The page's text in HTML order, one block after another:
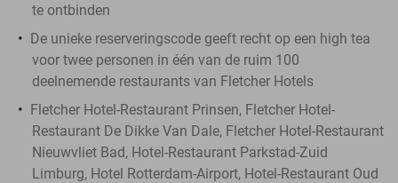
te ontbinden
De unieke reserveringscode geeft recht op een high tea
voor twee personen in één van de ruim 100
deelnemende restaurants van Fletcher Hotels
Fletcher Hotel-Restaurant Prinsen, Fletcher Hotel-
Restaurant De Dikke Van Dale, Fletcher Hotel-Restaurant
Nieuwvliet Bad, Hotel-Restaurant Parkstad-Zuid
Limburg, Hotel Rotterdam-Airport, Hotel-Restaurant Oud